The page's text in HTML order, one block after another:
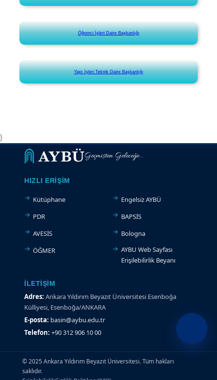
Öğrenci İşleri Daire Başkanlığı
Yapı İşleri Teknik Daire Başkanlığı
}
Geçmişten Geleceğe...
HIZLI ERIŞIM
Kütüphane
PDR
AVESİS
ÖĞMER
Engelsiz AYBÜ
BAPSİS
Bologna
AYBU Web Sayfası
Erişilebilirlik Beyanı
İLETIŞIM
Adres: Ankara Yıldırım Beyazıt Üniversitesi Esenboğa
Külliyesi, Esenboğa/ANKARA
E-posta: basin@aybu.edu.tr
Telefon: +90 312 906 10 00
© 2025 Ankara Yıldırım Beyazıt Üniversitesi. Tüm hakları
saklıdır.